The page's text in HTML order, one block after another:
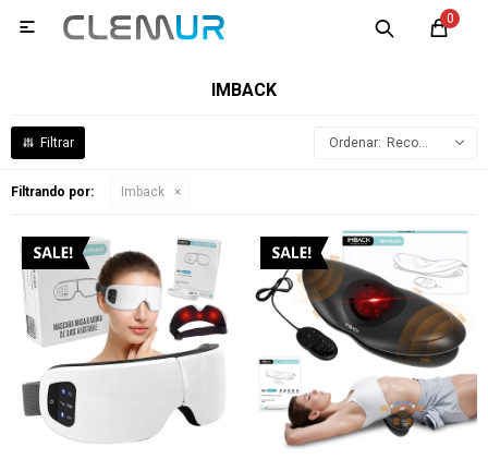
0

IMBACK
Recomendados
Filtrando por: Imback